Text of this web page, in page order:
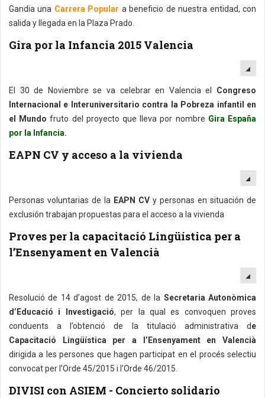
Gandia una Carrera Popular a beneficio de nuestra entidad, con
salida y llegada en la Plaza Prado.
Gira por la Infancia 2015 Valencia
El 30 de Noviembre se va celebrar en Valencia el Congreso
Internacional e Interuniversitario contra la Pobreza infantil en
el Mundo fruto del proyecto que lleva por nombre Gira España
por la Infancia.
EAPN CV y acceso a la vivienda
Personas voluntarias de la EAPN CV y personas en situación de
exclusión trabajan propuestas para el acceso a la vivienda
Proves per la capacitació Lingüística per a
l’Ensenyament en Valencià
Resolució de 14 d’agost de 2015, de la Secretaria Autonòmica
d’Educació i Investigació, per la qual es convoquen proves
conduents a l’obtenció de la titulació administrativa de
Capacitació Lingüística per a l’Ensenyament en Valencià
dirigida a les persones que hagen participat en el procés selectiu
convocat per l’Orde 45/2015 i l’Orde 46/2015.
DIVISI con ASIEM - Concierto solidario